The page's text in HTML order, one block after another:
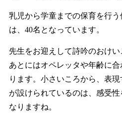
乳児から学童までの保育を行
は、40名となっています。
先生をお迎えして詩吟のおけ
あとにはオペレッタや年齢に
ります。小さいころから、表
が設けられているのは、感受
なりますね。